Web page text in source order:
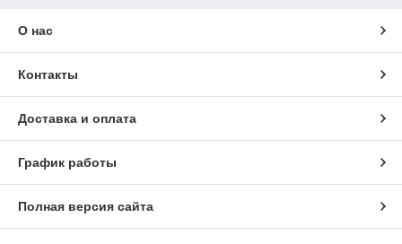
О нас
Контакты
Доставка и оплата
График работы
Полная версия сайта